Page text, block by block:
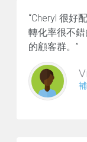
“Cheryl 很好
轉化率很不
的顧客群。”